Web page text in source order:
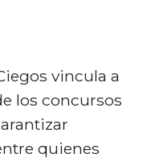
vincula a
los concursos
quienes